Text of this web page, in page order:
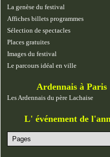
La genèse du festival
Affiches billets programmes
Sélection de spectacles
Places gratuites
Images du festival
Le parcours idéal en ville
Ardennais à Paris
Les Ardennais du père Lachaise
L' événement de